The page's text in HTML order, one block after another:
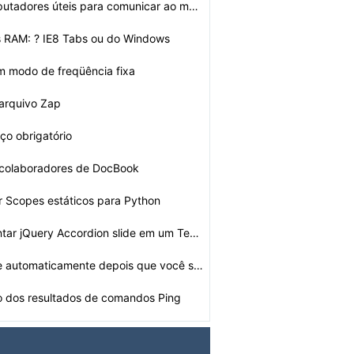
Como são computadores úteis para comunicar ao mundo
? IE8 Tabs ou do Windows
modo de freqüência fixa
Zap
obrigatório
de DocBook
Scopes estáticos para Python
Como implementar jQuery Accordion slide em um Tema Word…
O que acontece automaticamente depois que você sair do…
dos resultados de comandos Ping